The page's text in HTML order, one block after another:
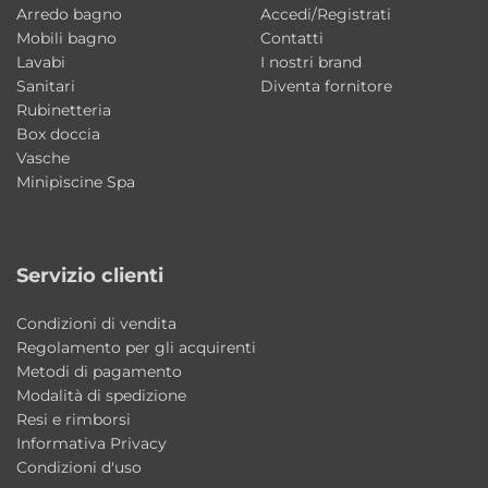
Optional: piano d’appoggio coordinabile
Stile: moderno contemporaneo
Perché scegliere il lavabo Vis AXA
Ceramica
Una soluzione elegante e versatile che
Ideale per arredare bagni moderni con uno
Il lavabo è adatto a bagni contemporanei?
Sì, il design essenziale e le proporzioni
leggere lo rendono perfetto per ambienti
bagno moderni ed eleganti.
Arredo bagno
Mobili bagno
Lavabi
Sanitari
Rubinetteria
Box doccia
Vasche
Minipiscine Spa
Accedi/Registrati
Contatti
I nostri brand
Diventa fornitore
Servizio clienti
Condizioni di vendita
Regolamento per gli acquirenti
Metodi di pagamento
Modalità di spedizione
Resi e rimborsi
Informativa Privacy
Condizioni d'uso